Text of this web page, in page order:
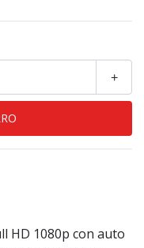
+
HD 1080p con auto